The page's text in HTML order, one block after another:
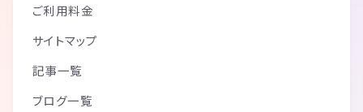
ご利用料金
サイトマップ
記事一覧
ブログ一覧